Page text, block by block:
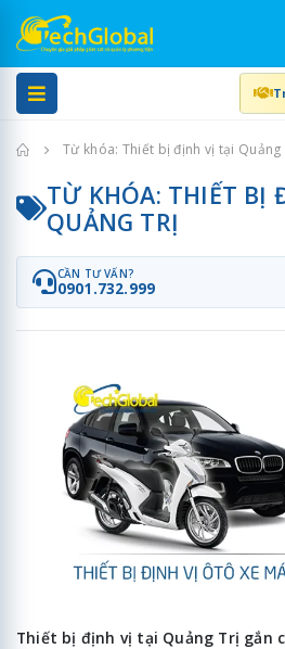
Trang chủTừ khóa: Thiết bị định vị tại Quảng
TỪ KHÓA: THIẾT BỊ
QUẢNG TRỊ
CẦN TƯ VẤN?
0901.732.999
Thiết bị định vị tại Quảng Trị gắn